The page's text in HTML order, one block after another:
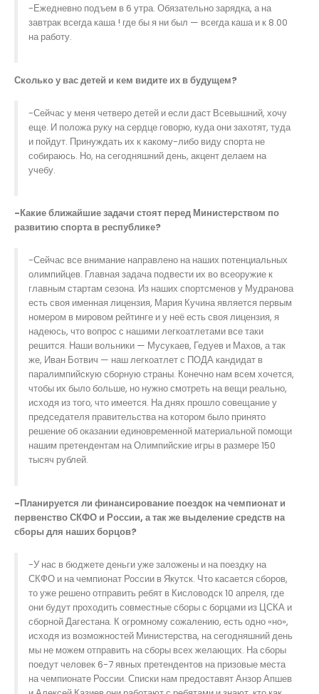
-Ежедневно подъем в 6 утра. Обязательно зарядка, а на
завтрак всегда каша ! где бы я ни был — всегда каша и к 8.00
на работу.
Сколько у вас детей и кем видите их в будущем?
-Сейчас у меня четверо детей и если даст Всевышний, хочу
еще. И положа руку на сердце говорю, куда они захотят, туда
и пойдут. Принуждать их к какому-либо виду спорта не
собираюсь. Но, на сегодняшний день, акцент делаем на
учебу.
-Какие ближайшие задачи стоят перед Министерством по
развитию спорта в республике?
-Сейчас все внимание направлено на наших потенциальных
олимпийцев. Главная задача подвести их во всеоружие к
главным стартам сезона. Из наших спортсменов у Мудранова
есть своя именная лицензия, Мария Кучина является первым
номером в мировом рейтинге и у неё есть своя лицензия, я
надеюсь, что вопрос с нашими легкоатлетами все таки
решится. Наши вольники — Мусукаев, Гедуев и Махов, а так
же, Иван Ботвич — наш легкоатлет с ПОДА кандидат в
паралимпийскую сборную страны. Конечно нам всем хочется,
чтобы их было больше, но нужно смотреть на вещи реально,
исходя из того, что имеется. На днях прошло совещание у
председателя правительства на котором было принято
решение об оказании единовременной материальной помощи
нашим претендентам на Олимпийские игры в размере 150
тысяч рублей.
-Планируется ли финансирование поездок на чемпионат и
первенство СКФО и России, а так же выделение средств на
сборы для наших борцов?
-У нас в бюджете деньги уже заложены и на поездку на
СКФО и на чемпионат России в Якутск. Что касается сборов,
то уже решено отправить ребят в Кисловодск 10 апреля, где
они будут проходить совместные сборы с борцами из ЦСКА и
сборной Дагестана. К огромному сожалению, есть одно «но»,
исходя из возможностей Министерства, на сегодняшний день
мы не можем отправить на сборы всех желающих. На сборы
поедут человек 6-7 явных претендентов на призовые места
на чемпионате России. Списки нам предоставят Анзор Апшев